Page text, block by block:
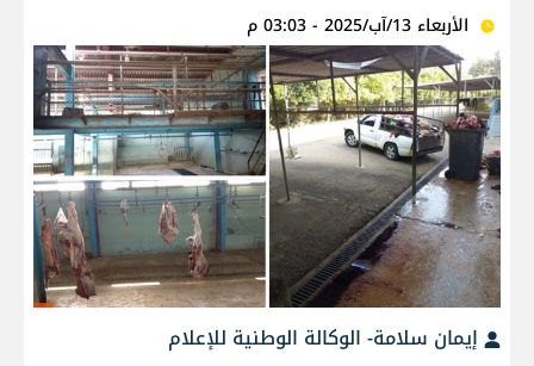
الأربعاء 13/آب/2025 - 03:03 م
إيمان سلامة- الوكالة الوطنية للإعلام